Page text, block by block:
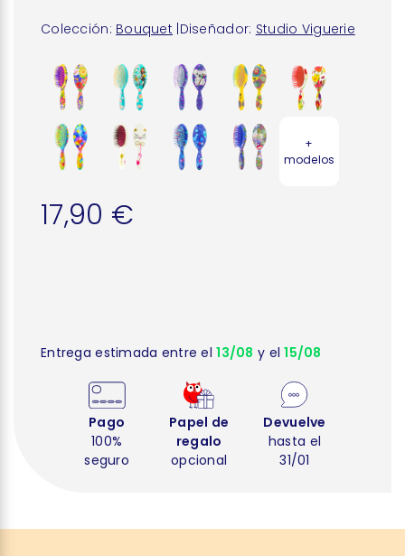
Colección: Bouquet Diseñador: Studio Viguerie
+
modelos
17,90 €
Entrega estimada entre el13/08 y el15/08
Pago
100%
seguro
Papel de
regalo
opcional
Devuelve
hasta el
31/01